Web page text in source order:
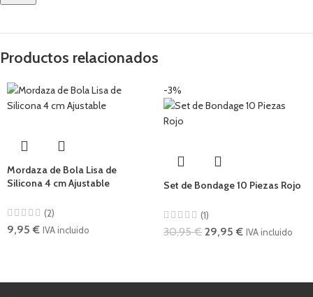
Productos relacionados
Mordaza de Bola Lisa de
Silicona 4 cm Ajustable
(2)
9,95€ IVA incluido
-3%
Set de Bondage 10 Piezas Rojo
(1)
30,95€ 29,95€ IVA incluido